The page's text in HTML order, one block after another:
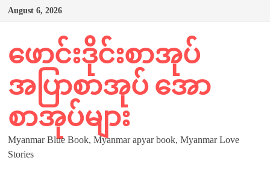
Skip
August 6, 2026
ဖောင်းဒိုင်းစာအုပ်
အပြာစာအုပ် အော
စာအုပ်များ
Myanmar Blue Book, Myanmar apyar book, Myanmar Love
Stories